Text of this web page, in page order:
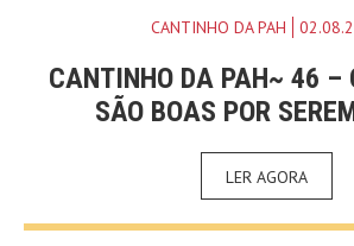
CANTINHO DA PAH
CANTINHO DA PAH~ 46 –
SÃO BOAS POR
LER AGORA